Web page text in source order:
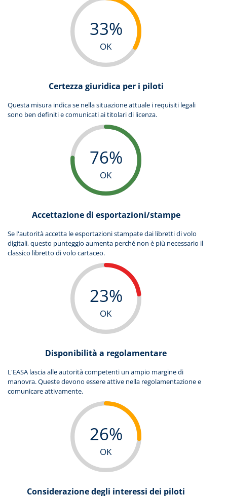
33%
OK
Certezza giuridica per i piloti
Questa misura indica se nella situazione attuale i requisiti legali
sono ben definiti e comunicati ai titolari di licenza.
76%
OK
Accettazione di esportazioni/stampe
Se l'autorità accetta le esportazioni stampate dai libretti di volo
digitali, questo punteggio aumenta perché non è più necessario il
classico libretto di volo cartaceo.
23%
OK
Disponibilità a regolamentare
L'EASA lascia alle autorità competenti un ampio margine di
manovra. Queste devono essere attive nella regolamentazione e
comunicare attivamente.
26%
OK
Considerazione degli interessi dei piloti